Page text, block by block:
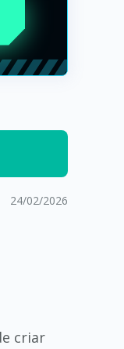
24/02/2026
criar